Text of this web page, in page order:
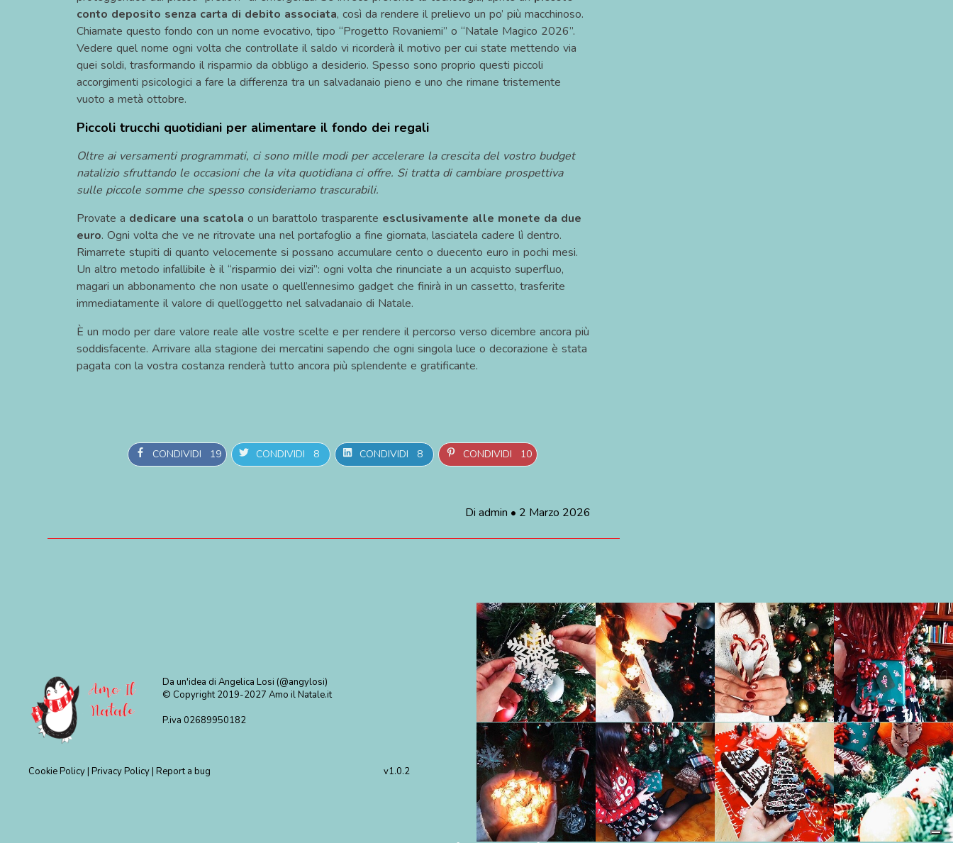
conto deposito senza carta di debito associata, così da rendere il prelievo un po’ più macchinoso.
Chiamate questo fondo con un nome evocativo, tipo “Progetto Rovaniemi” o “Natale Magico 2026”.
Vedere quel nome ogni volta che controllate il saldo vi ricorderà il motivo per cui state mettendo via
quei soldi, trasformando il risparmio da obbligo a desiderio. Spesso sono proprio questi piccoli
accorgimenti psicologici a fare la differenza tra un salvadanaio pieno e uno che rimane tristemente
vuoto a metà ottobre.
Piccoli trucchi quotidiani per alimentare il fondo dei regali
Oltre ai versamenti programmati, ci sono mille modi per accelerare la crescita del vostro budget
natalizio sfruttando le occasioni che la vita quotidiana ci offre. Si tratta di cambiare prospettiva
sulle piccole somme che spesso consideriamo trascurabili.
Provate a dedicare una scatola o un barattolo trasparente esclusivamente alle monete da due
euro. Ogni volta che ve ne ritrovate una nel portafoglio a fine giornata, lasciatela cadere lì dentro.
Rimarrete stupiti di quanto velocemente si possano accumulare cento o duecento euro in pochi mesi.
Un altro metodo infallibile è il “risparmio dei vizi”: ogni volta che rinunciate a un acquisto superfluo,
magari un abbonamento che non usate o quell’ennesimo gadget che finirà in un cassetto, trasferite
immediatamente il valore di quell’oggetto nel salvadanaio di Natale.
È un modo per dare valore reale alle vostre scelte e per rendere il percorso verso dicembre ancora più
soddisfacente. Arrivare alla stagione dei mercatini sapendo che ogni singola luce o decorazione è stata
pagata con la vostra costanza renderà tutto ancora più splendente e gratificante.
CONDIVIDI 19 CONDIVIDI 8 CONDIVIDI 8 CONDIVIDI 10
Diadmin • 2 Marzo 2026
Da un'idea di Angelica Losi (@angylosi)
© Copyright 2019-2027Amo il Natale.it
P.iva 02689950182
Cookie Policy |Privacy Policy |Report a bug v1.0.2